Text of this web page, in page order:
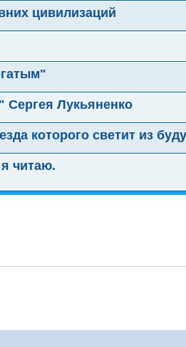
цивилизаций
Лукьяненко
которого светит из
читаю.